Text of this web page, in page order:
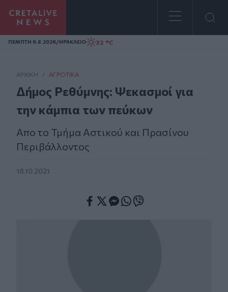
Homepage
ΠΕΜΠΤΗ 6.8.2026/ΗΡΑΚΛΕΙΟ 32 °C
ΑΡΧΙΚΗ / ΑΓΡΟΤΙΚΆ
Δήμος Ρεθύμνης: Ψεκασμοί για
την κάμπια των πεύκων
Απο το Τμήμα Αστικού και Πρασίνου
Περιβάλλοντος
18.10.2021